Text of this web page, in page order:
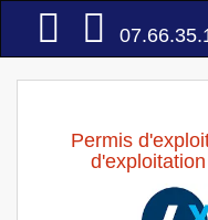
Accueil
Permis